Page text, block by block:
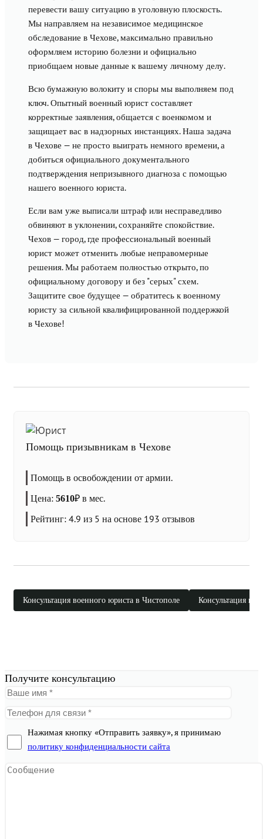
перевести вашу ситуацию в уголовную плоскость.
Мы направляем на независимое медицинское
обследование в Чехове, максимально правильно
оформляем историю болезни и официально
приобщаем новые данные к вашему личному делу.
Всю бумажную волокиту и споры мы выполняем под
ключ. Опытный военный юрист составляет
корректные заявления, общается с военкомом и
защищает вас в надзорных инстанциях. Наша задача
в Чехове — не просто выиграть немного времени, а
добиться официального документального
подтверждения непризывного диагноза с помощью
нашего военного юриста.
Если вам уже выписали штраф или несправедливо
обвиняют в уклонении, сохраняйте спокойствие.
Чехов — город, где профессиональный военный
юрист может отменить любые неправомерные
решения. Мы работаем полностью открыто, по
официальному договору и без "серых" схем.
Защитите свое будущее — обратитесь к военному
юристу за сильной квалифицированной поддержкой
в Чехове!
Помощь призывникам в Чехове
Помощь в освобождении от армии.
Цена: 5610₽ в мес.
Рейтинг: 4.9 из 5 на основе 193 отзывов
Консультация военного юриста в Чистополе Консультация
Получите консультацию
Нажимая кнопку «Отправить заявку», я принимаю
политику конфиденциальности сайта